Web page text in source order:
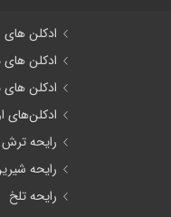
ادکلن های
ادکلن های
ادکلن
ادکلن‌های
رایحه ترش
رایحه
رایحه تلخ